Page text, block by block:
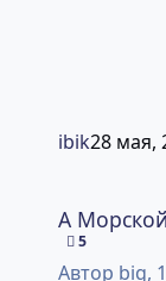
ibik28 мая,
А
5
Автор big,